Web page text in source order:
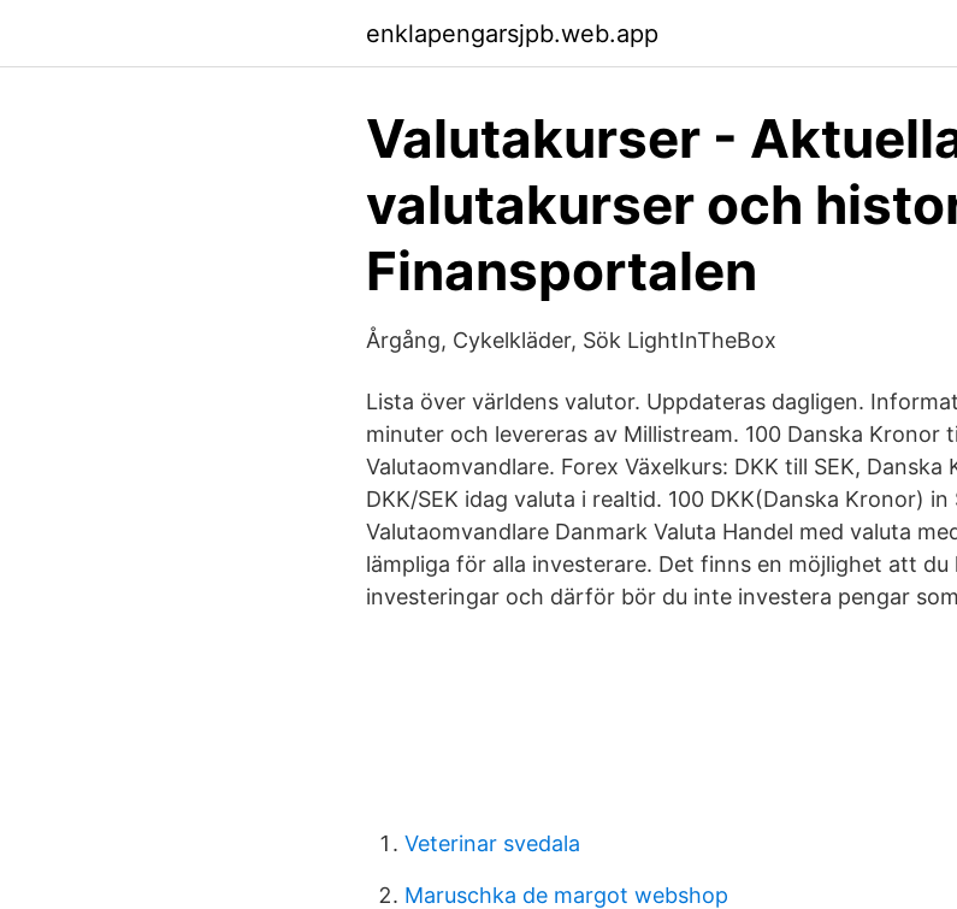
enklapengarsjpb.web.app
Valutakurser -
valutakurser och
Finansportalen
Årgång, Cykelkläder, Sök LightInTheBox
Lista över världens valutor. Uppdateras dagligen.
minuter och levereras av Millistream. 100 Danska Kronor
Valutaomvandlare. Forex Växelkurs: DKK till SEK,
DKK/SEK idag valuta i realtid. 100 DKK(Danska Kronor)
Valutaomvandlare Danmark Valuta Handel med valuta
lämpliga för alla investerare. Det finns en möjlighet att
investeringar och därför bör du inte investera pengar
Veterinar svedala
Maruschka de margot webshop